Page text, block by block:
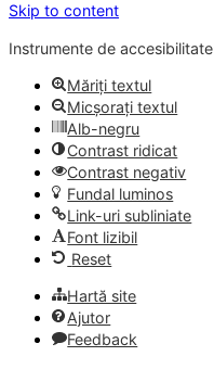
Skip to content
Instrumente de accesibilitate
Măriți textul
Micșorați textul
Alb-negru
Contrast ridicat
Contrast negativ
Fundal luminos
Link-uri subliniate
Font lizibil
Reset
Hartă site
Ajutor
Feedback